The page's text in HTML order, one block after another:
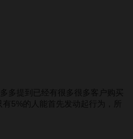
多提到已经有很多很多客户购买
5%的人能首先发动起行为，所